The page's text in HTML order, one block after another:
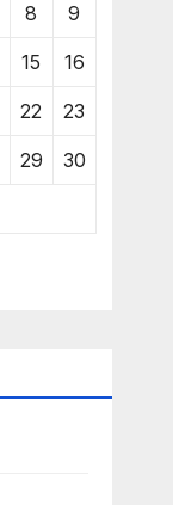
8 9
15 16
22 23
29 30